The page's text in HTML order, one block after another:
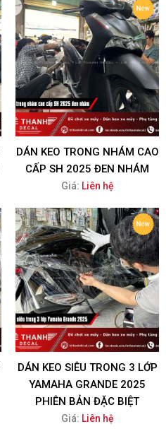
DÁN KEO TRONG NHÁM CAO
CẤP SH 2025 ĐEN NHÁM
Giá: Liên hệ
DÁN KEO SIÊU TRONG 3 LỚP
YAMAHA GRANDE 2025
PHIÊN BẢN ĐẶC BIỆT
Giá: Liên hệ